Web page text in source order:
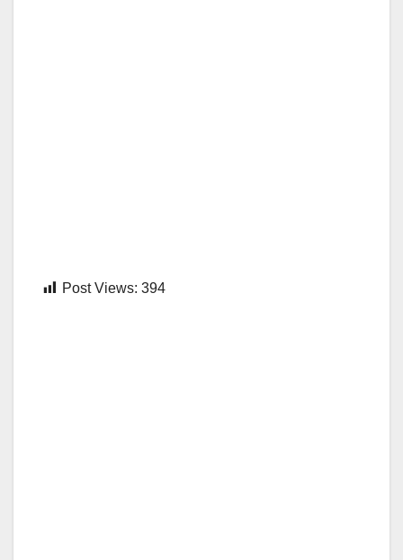
Post Views: 394